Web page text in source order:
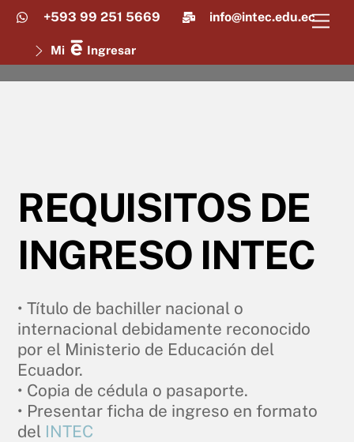
Skip
content
+593 99 251 5669 info@intec.edu.ec
Mi Ingresar
REQUISITOS DE
INGRESO INTEC
• Título de bachiller nacional o
internacional debidamente reconocido
por el Ministerio de Educación del
Ecuador.
• Copia de cédula o pasaporte.
• Presentar ficha de ingreso en formato
del INTEC